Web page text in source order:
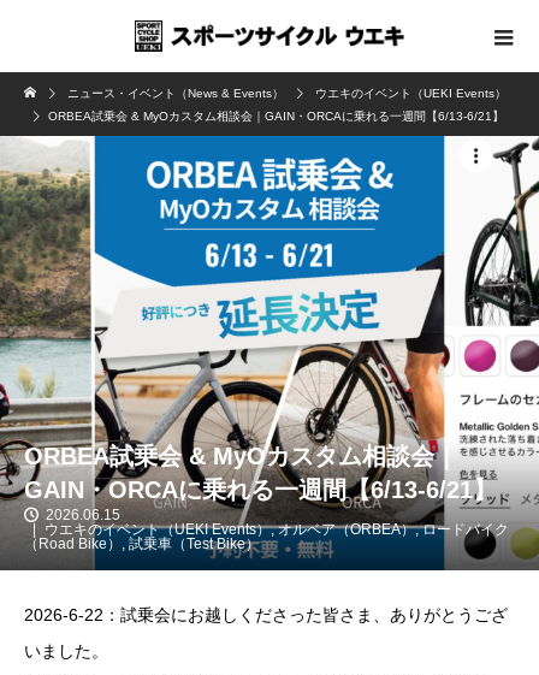
ニュース・イベント（News & Events）
ウエキのイベント（UEKI Events）
ORBEA試乗会 & MyOカスタム相談会｜GAIN・ORCAに乗れる一週間【6/13-6/21】
ORBEA試乗会 & MyOカスタム相談会｜
GAIN・ORCAに乗れる一週間【6/13-6/21】
2026.06.15
ウエキのイベント（UEKI Events）,オルベア（ORBEA）,ロードバイク
（Road Bike） , 試乗車（Test Bike）
2026-6-22：試乗会にお越しくださった皆さま、ありがとうござ
いました。